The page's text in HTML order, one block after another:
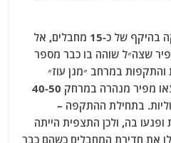
1. ההתקפה בוצעה ע״י מחלקה בהיקף של כ-15 מחבלים, אל
שצה״ל שוהה בו כבר מספר
במרחב ״מגן עוז״
במערב חאן יונס. המחבלים יצאו מפיר מנהרה במרחק 40-50
מהמגנן, והתפצלו ל-3 חוליות. בתחילת ההתקפה –
בה, ולכן התצפית הייתה
את חדירת המחבלים כשהם כבר